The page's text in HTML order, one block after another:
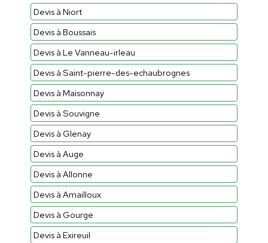
Devis à Niort
Devis à Boussais
Devis à Le Vanneau-irleau
Devis à Saint-pierre-des-echaubrognes
Devis à Maisonnay
Devis à Souvigne
Devis à Glenay
Devis à Auge
Devis à Allonne
Devis à Amailloux
Devis à Gourge
Devis à Exireuil